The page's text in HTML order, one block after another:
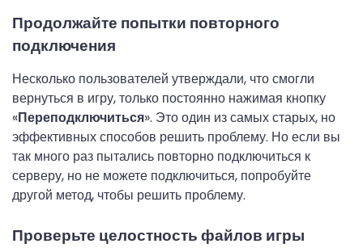
Продолжайте попытки повторного
подключения
Несколько пользователей утверждали, что смогли
вернуться в игру, только постоянно нажимая кнопку
«Переподключиться». Это один из самых старых, но
эффективных способов решить проблему. Но если вы
так много раз пытались повторно подключиться к
серверу, но не можете подключиться, попробуйте
другой метод, чтобы решить проблему.
Проверьте целостность файлов игры